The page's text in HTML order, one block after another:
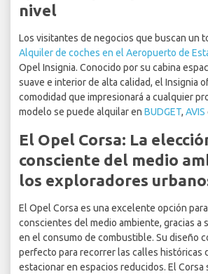
nivel
Los visitantes de negocios que buscan un
Alquiler de coches en el Aeropuerto de
Opel Insignia. Conocido por su cabina
suave e interior de alta calidad, el Insignia
comodidad que impresionará a cualquier
modelo se puede alquilar en BUDGET, AVIS
El Opel Corsa: La
consciente del medio
los exploradores
El Opel Corsa es una excelente opción
conscientes del medio ambiente, gracias a
en el consumo de combustible. Su diseño
perfecto para recorrer las calles históricas
estacionar en espacios reducidos. El Corsa